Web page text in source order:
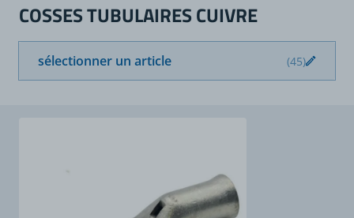
COSSES TUBULAIRES CUIVRE
sélectionner un article (45)